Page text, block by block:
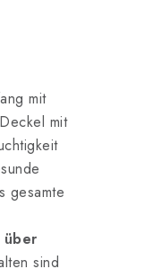
mit
mit
gesamte
über
sind